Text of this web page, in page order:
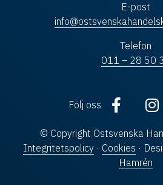
E-post
Telefon
011 – 28 50
Följ oss
© Copyright Östsvenska
Integritetspolicy · Cookies ·
Hamrén